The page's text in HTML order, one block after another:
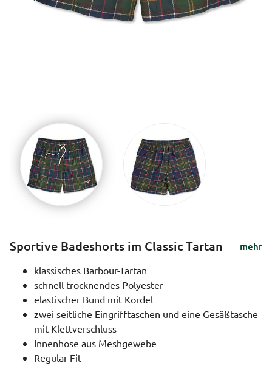
Sportive Badeshorts im Classic Tartan
mehr
klassisches Barbour-Tartan
schnell trocknendes Polyester
elastischer Bund mit Kordel
zwei seitliche Eingrifftaschen und eine Gesäßtasche
mit Klettverschluss
Innenhose aus Meshgewebe
Regular Fit